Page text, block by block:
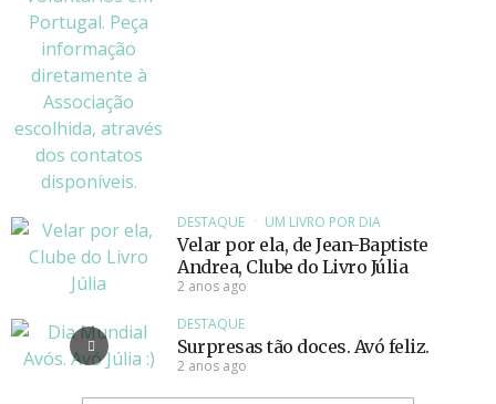
DESTAQUE UM LIVRO POR DIA
Velar por ela, de Jean-Baptiste
Andrea, Clube do Livro Júlia
2 anos ago
DESTAQUE
Surpresas tão doces. Avó feliz.
2 anos ago